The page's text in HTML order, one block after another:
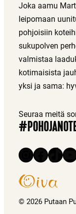
Joka aamu
leipomaan
pohjoisiin
sukupolven
valmistaa
kotimaisista
yksi ja sama:
Seuraa meitä
Instagram
Facebook
TikTok
© 2026 Putaan